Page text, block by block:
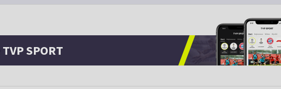
TVP SPORT